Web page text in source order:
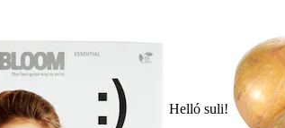
Helló suli!